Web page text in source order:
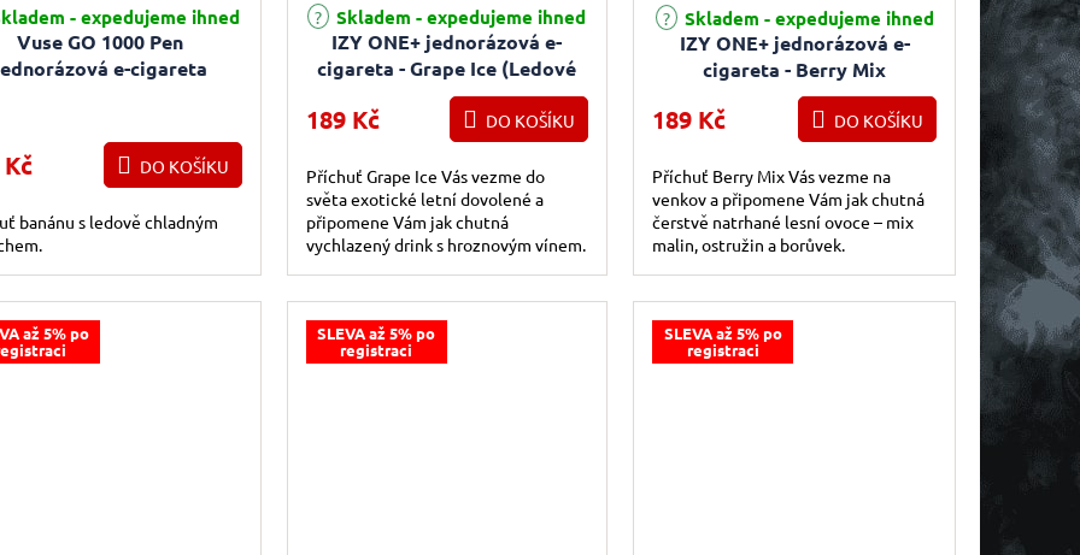
Vuse GO 1000 Pen
e-cigareta
hodnocení produktu je 4,5 z 5 hvězdiček.
- expedujeme ihned
DO KOŠÍKU
banánu s ledově chladným
IZY ONE+ jednorázová e-
cigareta - Grape Ice (Ledové
hrozno) 0mg
Skladem - expedujeme ihned
189 Kč DO KOŠÍKU
Příchuť Grape Ice Vás vezme do
světa exotické letní dovolené a
připomene Vám jak chutná
vychlazený drink s hroznovým vínem.
IZY ONE+ jednorázová e-
cigareta - Berry Mix
(Bobulovitý mix) 0mg
Průměrné hodnocení produktu je 4,5 z 5 hvězdiček.
Skladem - expedujeme ihned
189 Kč DO KOŠÍKU
Příchuť Berry Mix Vás vezme na
venkov a připomene Vám jak chutná
čerstvě natrhané lesní ovoce – mix
malin, ostružin a borůvek.
až 5% po
SLEVA až 5% po
registraci
SLEVA až 5% po
registraci